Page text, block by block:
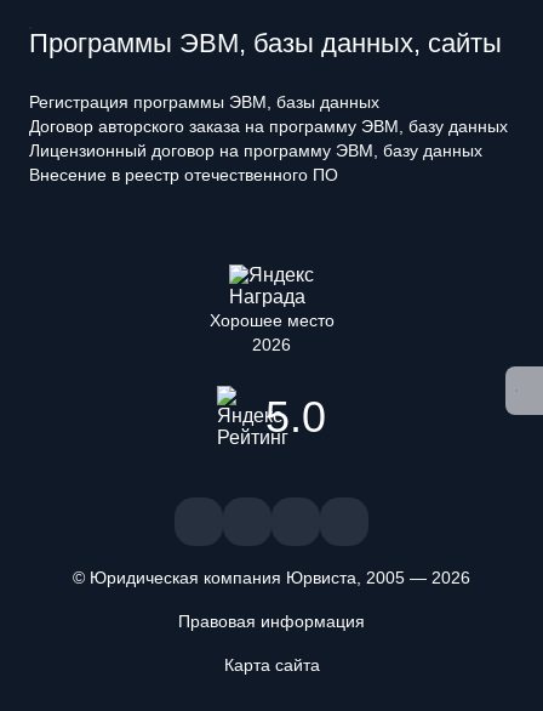
Программы ЭВМ, базы данных, сайты
Регистрация программы ЭВМ, базы данных
Договор авторского заказа на программу ЭВМ, базу данных
Лицензионный договор на программу ЭВМ, базу данных
Внесение в реестр отечественного ПО
Хорошее место
2026
5.0
© Юридическая компания Юрвиста, 2005 — 2026
Правовая информация
Карта сайта